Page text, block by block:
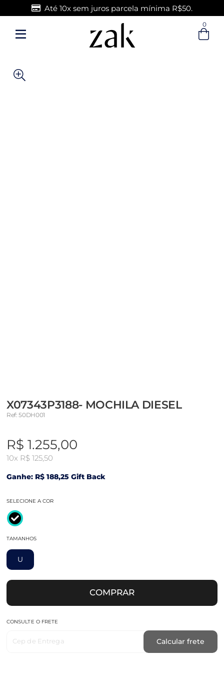
Entre com email ou cpf/cnpj
Até 10x sem juros parcela mínima R$50.
0
X07343P3188- MOCHILA DIESEL
Ref: 50DH001
R$ 1.255,00
10x R$ 125,50
Ganhe: R$ 188,25 Gift Back
SELECIONE A COR
TAMANHOS
U
COMPRAR
CONSULTE O FRETE
Cep de Entrega Calcular frete